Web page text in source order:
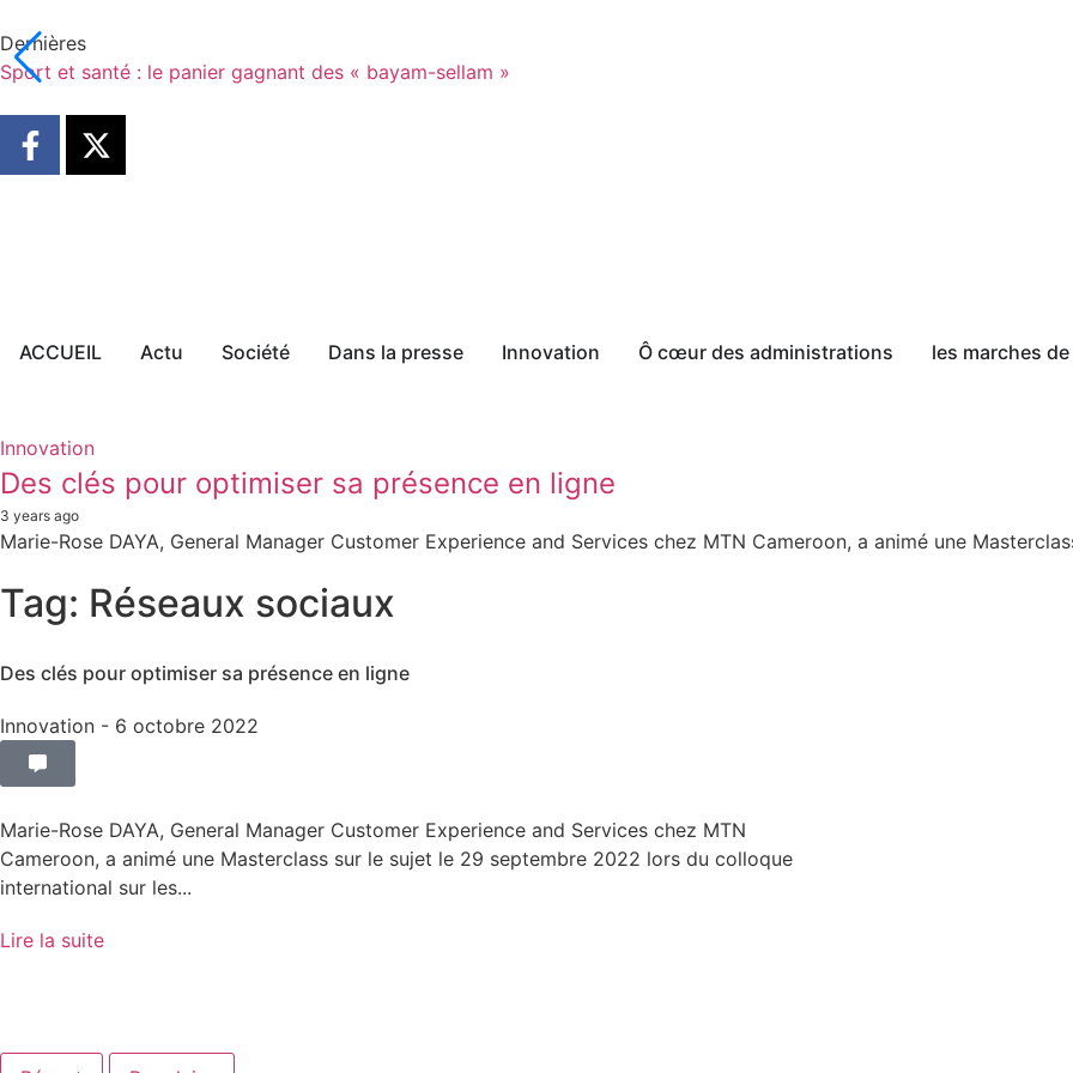
Dernières
Sport et santé : le panier gagnant des « bayam-sellam »
ACCUEIL Actu Société Dans la presse Innovation Ô cœur des administrations les marches
Innovation
Des clés pour optimiser sa présence en ligne
3 years ago
Marie-Rose DAYA, General Manager Customer Experience and Services chez MTN Cameroon, a animé une
Tag: Réseaux sociaux
Des clés pour optimiser sa présence en ligne
Innovation - 6 octobre 2022
Marie-Rose DAYA, General Manager Customer Experience and Services chez MTN
Cameroon, a animé une Masterclass sur le sujet le 29 septembre 2022 lors du colloque
international sur les...
Lire la suite